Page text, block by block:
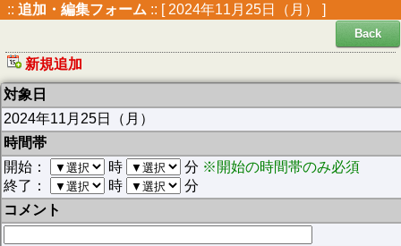
:: 追加・編集フォーム :: [ 2024年11月25日（月） ]
Back
新規追加
対象日
2024年11月25日（月）
時間帯
開始：
時 分 ※開始の時間帯のみ必須
終了：
時
分
コメント